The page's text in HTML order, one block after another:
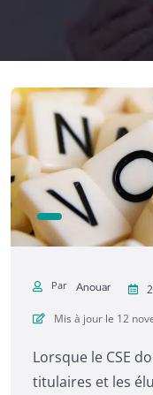
Par Anouar
Mis à jour le 12
Lorsque le CSE
titulaires et les